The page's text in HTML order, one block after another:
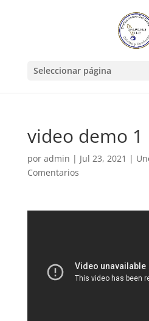
Seleccionar página
video demo 1
por admin | Jul 23, 2021 |
Comentarios